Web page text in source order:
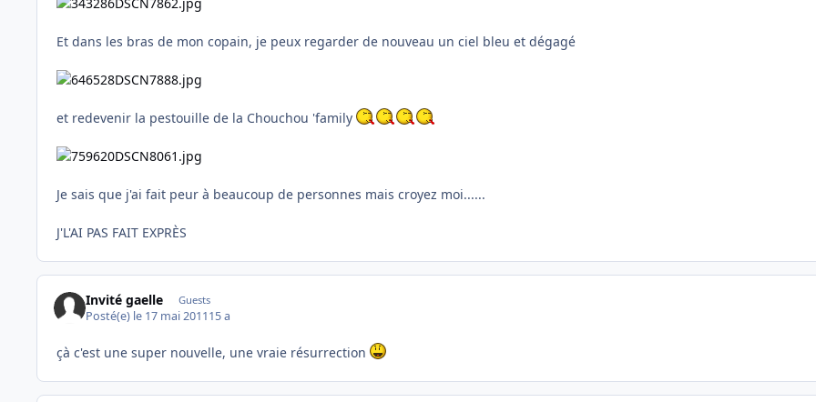
Et dans les bras de mon copain, je peux regarder de nouveau un ciel bleu et dégagé
et redevenir la pestouille de la Chouchou 'family
Je sais que j'ai fait peur à beaucoup de personnes mais croyez moi......
J'L'AI PAS FAIT EXPRÈS
Invité gaelle Guests
Posté(e) le 17 mai 201115 a
çà c'est une super nouvelle, une vraie résurrection